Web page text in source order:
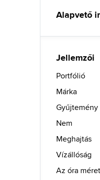
Alapvető
Jellemzői
Portfólió
Márka
Gyűjtemény
Nem
Meghajtás
Vízállóság
Az óra